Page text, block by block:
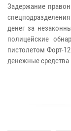
Задержание
денег за
полицейские
пистолетом Форт-
денежные